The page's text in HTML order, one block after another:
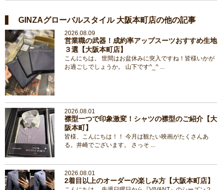
GINZAグローバルスタイル 大阪本町店の他の記事
2026.08.09
営業職の武器！成約率アップスーツおすすめ生地
３選【大阪本町店】
こんにちは。 世間はお盆休みに突入ですね！皆様いかが
お過ごしでしょうか。 山下です^_^ ...
2026.08.01
襟型一つで印象激変！シャツの襟型のご紹介【大
阪本町】
皆様、こんにちは！！ 今月は観たい映画がたくさんあ
る。井崎でございます。 さっそ ...
2026.08.01
2着目以上のオーダーの楽しみ方【大阪本町店】